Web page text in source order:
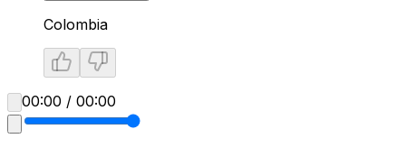
Colombia
00:00 / 00:00